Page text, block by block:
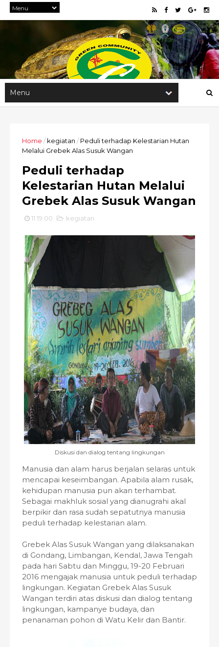
Home / kegiatan / Peduli terhadap Kelestarian Hutan
Melalui Grebek Alas Susuk Wangan
Peduli terhadap
Kelestarian Hutan Melalui
Grebek Alas Susuk Wangan
11.19.00 kegiatan
Diskusi dan dialog tentang lingkungan
Manusia dan alam harus berjalan selaras untuk
mencapai keseimbangan. Apabila alam rusak,
kehidupan manusia pun akan terhambat.
Sebagai makhluk sosial yang dianugrahi akal
berpikir dan rasa sudah sepatutnya manusia
peduli terhadap kelestarian alam.
Grebek Alas Susuk Wangan yang dilaksanakan
di Gondang, Limbangan, Kendal, Jawa Tengah
pada hari Sabtu dan Minggu, 19-20 Februari
2016 mengajak manusia untuk peduli terhadap
lingkungan. Kegiatan Grebek Alas Susuk
Wangan terdiri atas diskusi dan dialog tentang
lingkungan, kampanye budaya, dan
penanaman pohon di Watu Kelir dan Bantir.